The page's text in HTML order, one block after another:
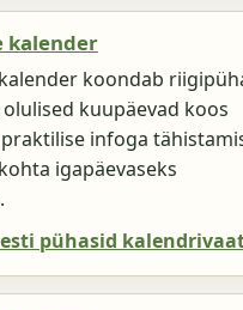
kalender
koondab
kuupäevad koos
infoga
igapäevaseks
pühasid